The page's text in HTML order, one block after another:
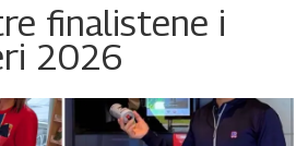
finalistene i
2026